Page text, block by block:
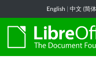
English 中文 (简